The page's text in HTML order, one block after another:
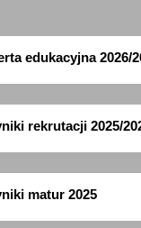
edukacyjna 2026/
rekrutacji 2025/
matur 2025